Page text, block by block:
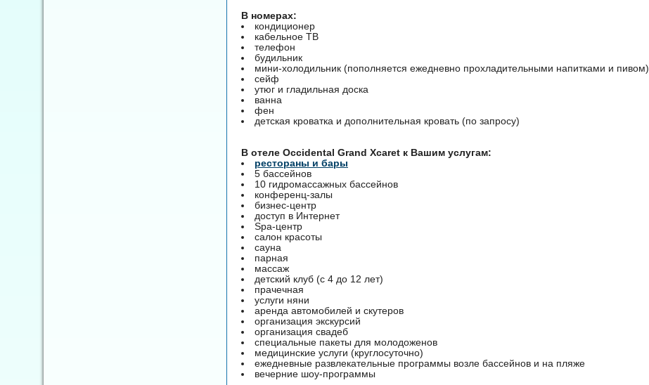
В номерах:
кондиционер
кабельное ТВ
телефон
будильник
мини-холодильник (пополняется ежедневно прохладительными напитками и пивом)
сейф
утюг и гладильная доска
ванна
фен
детская кроватка и дополнительная кровать (по запросу)
B отеле Occidental Grand Xcaret к Вашим услугам:
рестораны и бары
5 бассейнов
10 гидромассажных бассейнов
конференц-залы
бизнес-центр
доступ в Интернет
Spa-центр
салон красоты
сауна
парная
массаж
детский клуб (с 4 до 12 лет)
прачечная
услуги няни
аренда автомобилей и скутеров
организация экскурсий
организация свадеб
специальные пакеты для молодоженов
медицинские услуги (круглосуточно)
ежедневные развлекательные программы возле бассейнов и на пляже
вечерние шоу-программы